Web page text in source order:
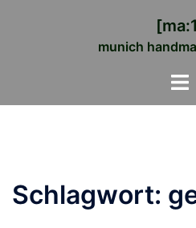
munich
Menü
Schlagwort: